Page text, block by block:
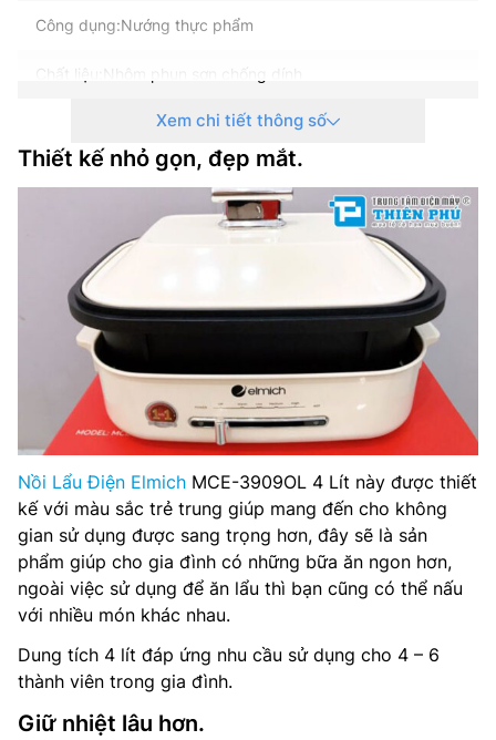
Công dụng:Nướng thực phẩm
Chất liệu:Nhôm phun sơn chống dính
Nồi lẩu hấp:Kích thước nồi lẩu:300x220x85mm
Độ dày nồi lẩu:3.2mm
Vỉ nướng:Kích thước vỉ nướng:290x210x30mm
Độ dày vỉ nướng:2mm
kích thước sản phẩm:390x255x240mm
Trọng lượng sản phẩm:4100g
Xem chi tiết thông số
Thiết kế nhỏ gọn, đẹp mắt.
Nồi Lẩu Điện Elmich MCE-3909OL 4 Lít này được thiết
kế với màu sắc trẻ trung giúp mang đến cho không
gian sử dụng được sang trọng hơn, đây sẽ là sản
phẩm giúp cho gia đình có những bữa ăn ngon hơn,
ngoài việc sử dụng để ăn lẩu thì bạn cũng có thể nấu
với nhiều món khác nhau.
Dung tích 4 lít đáp ứng nhu cầu sử dụng cho 4 – 6
thành viên trong gia đình.
Giữ nhiệt lâu hơn.